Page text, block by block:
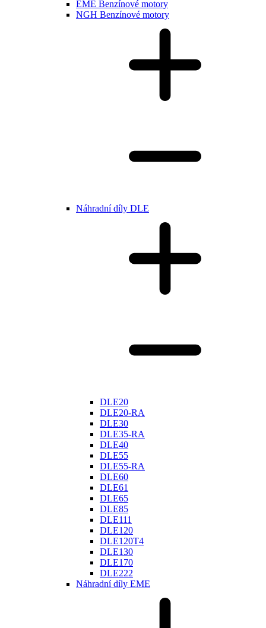
EME Benzínové motory
NGH Benzínové motory
Náhradní díly DLE
DLE20
DLE20-RA
DLE30
DLE35-RA
DLE40
DLE55
DLE55-RA
DLE60
DLE61
DLE65
DLE85
DLE111
DLE120
DLE120T4
DLE130
DLE170
DLE222
Náhradní díly EME